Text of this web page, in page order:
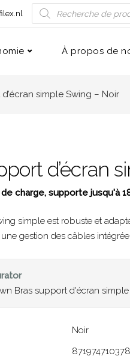
À propos de
simple Swing – Noir
d’écran
charge, supporte jusqu'à
simple est robuste et
gestion des câbles intégrée.
Bras support d'écran
Noir